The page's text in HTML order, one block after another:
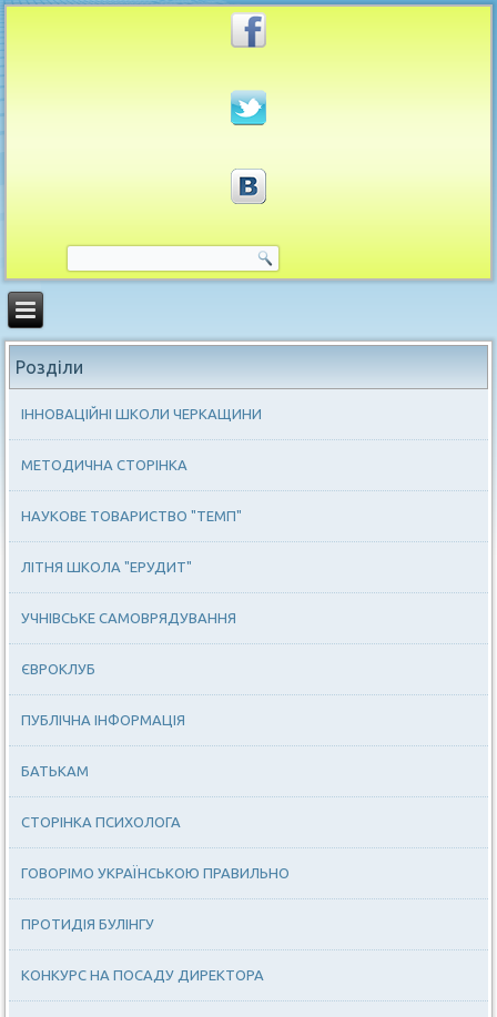
Розділи
ІННОВАЦІЙНІ ШКОЛИ ЧЕРКАЩИНИ
МЕТОДИЧНА СТОРІНКА
НАУКОВЕ ТОВАРИСТВО "ТЕМП"
ЛІТНЯ ШКОЛА "ЕРУДИТ"
УЧНІВСЬКЕ САМОВРЯДУВАННЯ
ЄВРОКЛУБ
ПУБЛІЧНА ІНФОРМАЦІЯ
БАТЬКАМ
СТОРІНКА ПСИХОЛОГА
ГОВОРІМО УКРАЇНСЬКОЮ ПРАВИЛЬНО
ПРОТИДІЯ БУЛІНГУ
КОНКУРС НА ПОСАДУ ДИРЕКТОРА